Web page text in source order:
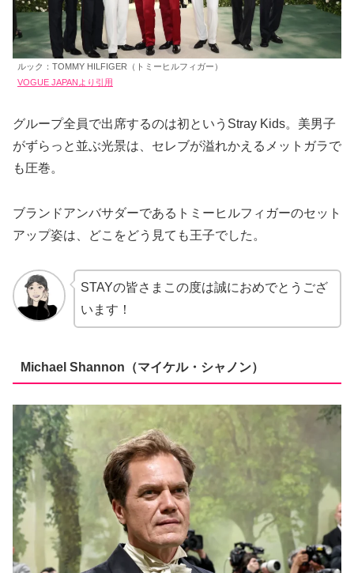
ルック：TOMMY HILFIGER（トミーヒルフィガー）
VOGUE JAPANより引用
グループ全員で出席するのは初というStray Kids。美男子
がずらっと並ぶ光景は、セレブが溢れかえるメットガラで
も圧巻。
ブランドアンバサダーであるトミーヒルフィガーのセット
アップ姿は、どこをどう見ても王子でした。
STAYの皆さまこの度は誠におめでとうござ
います！
Michael Shannon（マイケル・シャノン）